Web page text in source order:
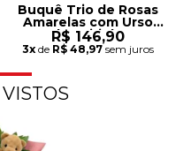
Buquê Trio de Rosas
Amarelas com Urso
Chaveirinho
R$ 146,90
3xde R$ 48,97sem juros